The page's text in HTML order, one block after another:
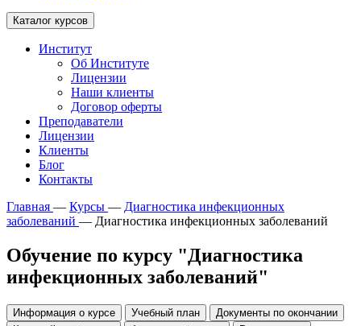
Каталог курсов
Институт
Об Институте
Лицензии
Наши клиенты
Договор оферты
Преподаватели
Лицензии
Клиенты
Блог
Контакты
Главная — Курсы — Диагностика инфекционных
заболеваний — Диагностика инфекционных заболеваний
Обучение по курсу "Диагностика
инфекционных заболеваний"
Информация о курсе Учебный план
Документы по окончании